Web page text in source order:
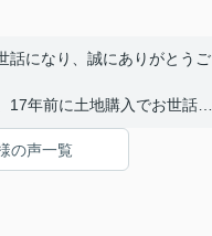
話になり、誠にありがとうご
17年前に土地購入でお世話に
りでした。当時は専務にご担
が、とても話しやすく、常に
ったこと、そして何より素敵
の声一覧